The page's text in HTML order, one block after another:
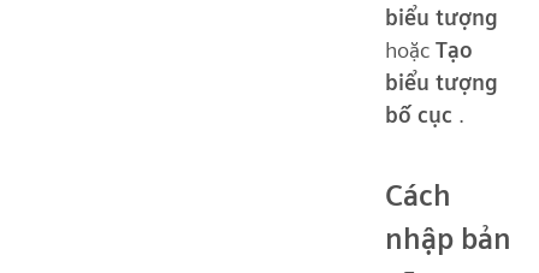
biểu tượng
hoặc Tạo
biểu tượng
bố cục .
Cách
nhập bản